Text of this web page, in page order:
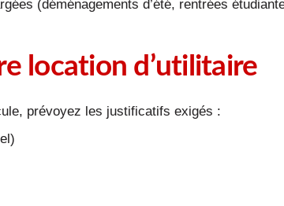
(déménagements d’été, rentrées
location d’utilitaire
prévoyez les justificatifs exigés :